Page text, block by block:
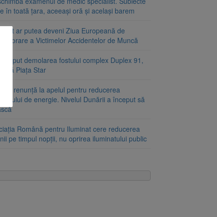
în toată țara, aceeași oră și același barem
ar putea deveni Ziua Europeană de
a Victimelor Accidentelor de Muncă
început demolarea fostului complex Duplex 91,
Piața Star
renunță la apelul pentru reducerea
de energie. Nivelul Dunării a început să
Română pentru Iluminat cere reducerea
pe timpul nopții, nu oprirea iluminatului public